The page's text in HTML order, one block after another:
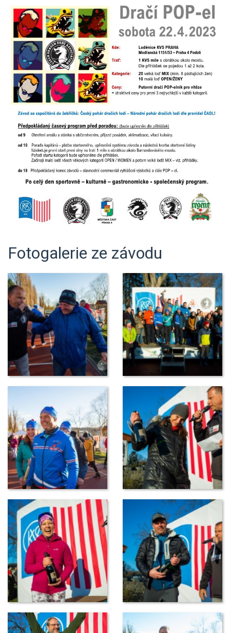
Fotogalerie ze závodu